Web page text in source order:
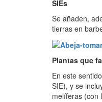
SIEs
Se añaden,
tierras en
Plantas que
En este
SIE), y se
melíferas (con